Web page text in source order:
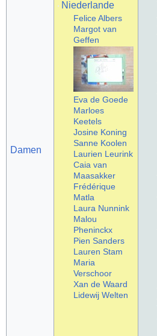
Damen
Niederlande
Felice Albers
Margot van
Geffen
Eva de Goede
Marloes
Keetels
Josine Koning
Sanne Koolen
Laurien Leurink
Caia van
Maasakker
Frédérique
Matla
Laura Nunnink
Malou
Pheninckx
Pien Sanders
Lauren Stam
Maria
Verschoor
Xan de Waard
Lidewij Welten